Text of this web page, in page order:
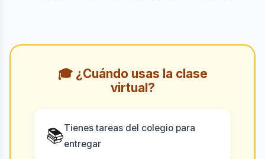
🎓 ¿Cuándo usas la clase
virtual?
📚Tienes tareas del colegio para
entregar